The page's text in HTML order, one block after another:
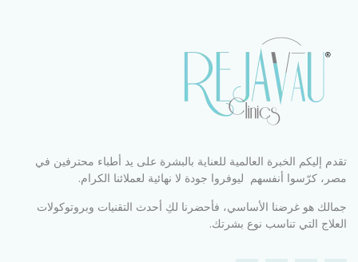
تقدم إليكم الخبرة العالمية للعناية بالبشرة على يد أطباء محترفين في
مصر، كرّسوا أنفسهم ليوفروا جودة لا نهائية لعملائنا الكرام.
جمالك هو غرضنا الأساسي، فأحضرنا لكِ أحدث التقنيات وبروتوكولات
العلاج التي تناسب نوع بشرتك.